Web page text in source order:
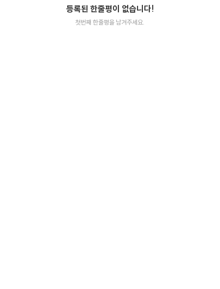
등록된 한줄평이 없습니다!
첫번째 한줄평을 남겨주세요.